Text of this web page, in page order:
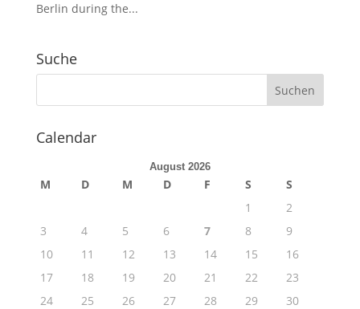
Berlin during the...
Suche
Calendar
August 2026
M D M D F S
S
1
2
3
4 5 6 7 8
9
10
11 12 13 14 15
16
17
18 19 20 21 22
23
24
25 26 27 28 29
30